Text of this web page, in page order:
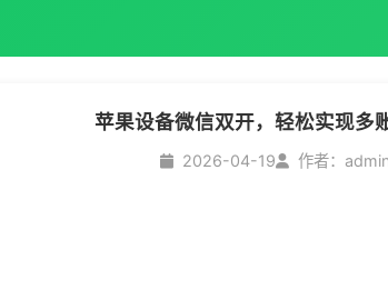
苹果设备微信双开，轻松实现多
2026-04-19 作者：